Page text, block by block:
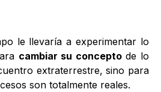
le llevaría a experimentar lo
cambiar su conceptode lo
extraterrestre, sino para
son totalmente reales.